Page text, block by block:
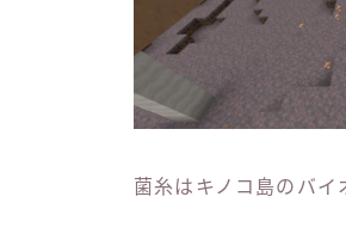
菌糸はキノコ島のバイ